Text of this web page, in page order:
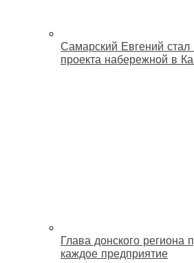
Самарский Евгений стал
проекта набережной в
Глава донского региона
каждое предприятие